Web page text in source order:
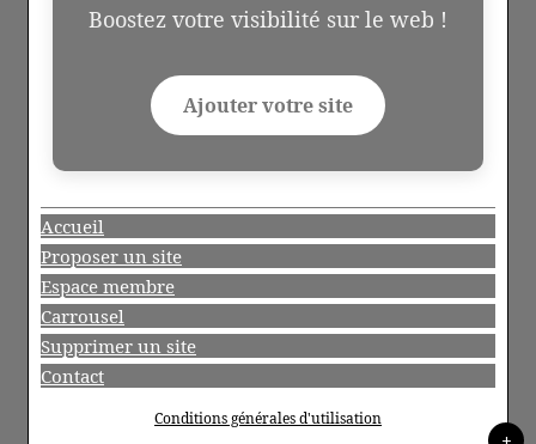
Boostez votre visibilité sur le web !
Ajouter votre site
Accueil
Proposer un site
Espace membre
Carrousel
Supprimer un site
Contact
Conditions générales d'utilisation